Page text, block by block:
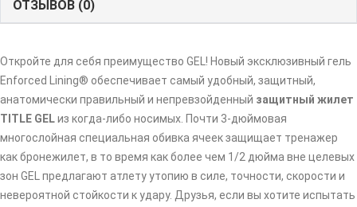
ОТЗЫВОВ (0)
Откройте для себя преимущество GEL! Новый эксклюзивный гель
Enforced Lining® обеспечивает самый удобный, защитный,
анатомически правильный и непревзойденный защитный жилет
TITLE GELиз когда-либо носимых. Почти 3-дюймовая
многослойная специальная обивка ячеек защищает тренажер
как бронежилет, в то время как более чем 1/2 дюйма вне целевых
зон GEL предлагают атлету утопию в силе, точности, скорости и
невероятной стойкости к удару. Друзья, если вы хотите испытать